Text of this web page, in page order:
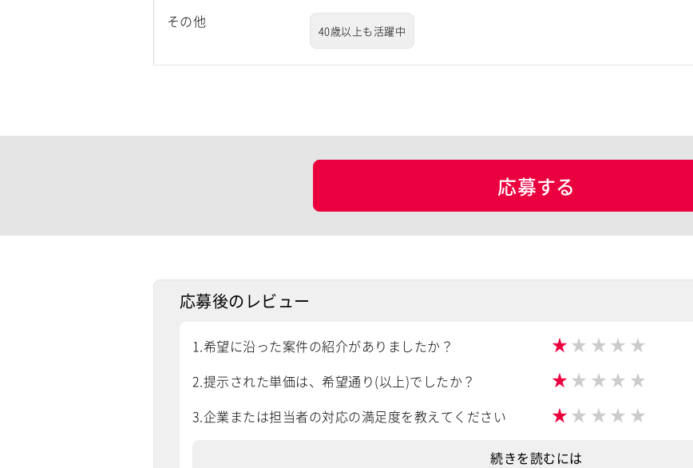
その他
40歳以上も活躍中
応募する
応募後のレビュー
1.希望に沿った案件の紹介がありましたか？ ★ ★ ★ ★ ★
2.提示された単価は、希望通り(以上)でしたか？ ★ ★ ★ ★ ★
3.企業または担当者の対応の満足度を教えてください ★ ★ ★ ★ ★
続きを読むには